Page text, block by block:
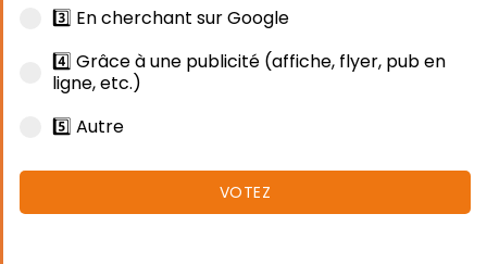
3️⃣ En cherchant sur Google
4️⃣ Grâce à une publicité (affiche, flyer, pub en
ligne, etc.)
5️⃣ Autre
VOTEZ